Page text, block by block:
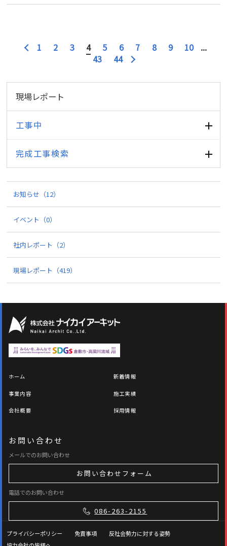
1 2 3 4 5 6 7 8 9 10
...
43
44
現場レポート
工事中
完成工事検索
お知らせ （12）
イベント （0）
社内レポート （2）
現場レポート （419）
ホーム 新着情報
事業内容 施工実績
会社概要 採用情報
お問い合わせ
メールでのお問い合わせ
お問い合わせフォーム
電話でのお問い合わせ
086-263-2155
プライバシーポリシー 免責事項
反社会勢力に対する姿勢